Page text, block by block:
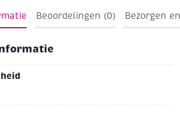
Beoordelingen (0) Bezorgen